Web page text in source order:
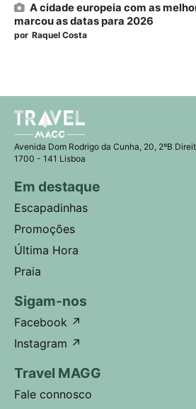
A cidade europeia com as
marcou as datas para 2026
por Raquel Costa
Avenida Dom Rodrigo da Cunha, 20, 2ºB
1700 - 141 Lisboa
Em destaque
Escapadinhas
Promoções
Última Hora
Praia
Sigam-nos
Facebook ↗
Instagram ↗
Travel MAGG
Fale connosco